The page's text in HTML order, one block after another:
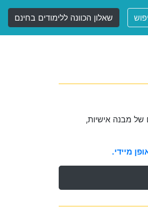
שאלון הכוונה ללימודים בחינם
מבנה אישיות,
מיידי.